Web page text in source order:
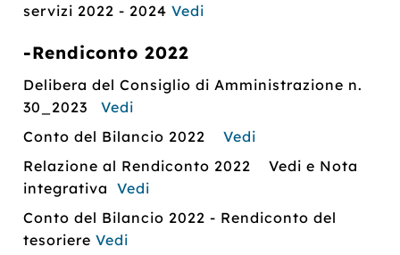
servizi 2022 - 2024Vedi
-Rendiconto 2022
Delibera del Consiglio di Amministrazione n.
30_2023Vedi
Conto del Bilancio 2022Vedi
Relazione al Rendiconto 2022 Vedi e Nota
integrativaVedi
Conto del Bilancio 2022 - Rendiconto del
tesoriereVedi